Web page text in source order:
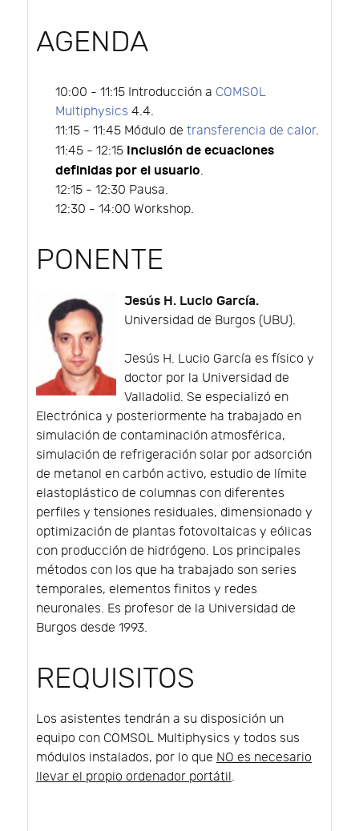
AGENDA
10:00 - 11:15 Introducción a COMSOL
Multiphysics 4.4.
11:15 - 11:45 Módulo de transferencia de calor.
11:45 - 12:15 Inclusión de ecuaciones
definidas por el usuario.
12:15 - 12:30 Pausa.
12:30 - 14:00 Workshop.
PONENTE
Jesús H. Lucio García.
Universidad de Burgos (UBU).
Jesús H. Lucio García es físico y
doctor por la Universidad de
Valladolid. Se especializó en
Electrónica y posteriormente ha trabajado en
simulación de contaminación atmosférica,
simulación de refrigeración solar por adsorción
de metanol en carbón activo, estudio de límite
elastoplástico de columnas con diferentes
perfiles y tensiones residuales, dimensionado y
optimización de plantas fotovoltaicas y eólicas
con producción de hidrógeno. Los principales
métodos con los que ha trabajado son series
temporales, elementos finitos y redes
neuronales. Es profesor de la Universidad de
Burgos desde 1993.
REQUISITOS
Los asistentes tendrán a su disposición un
equipo con COMSOL Multiphysics y todos sus
módulos instalados, por lo que NO es necesario
llevar el propio ordenador portátil.